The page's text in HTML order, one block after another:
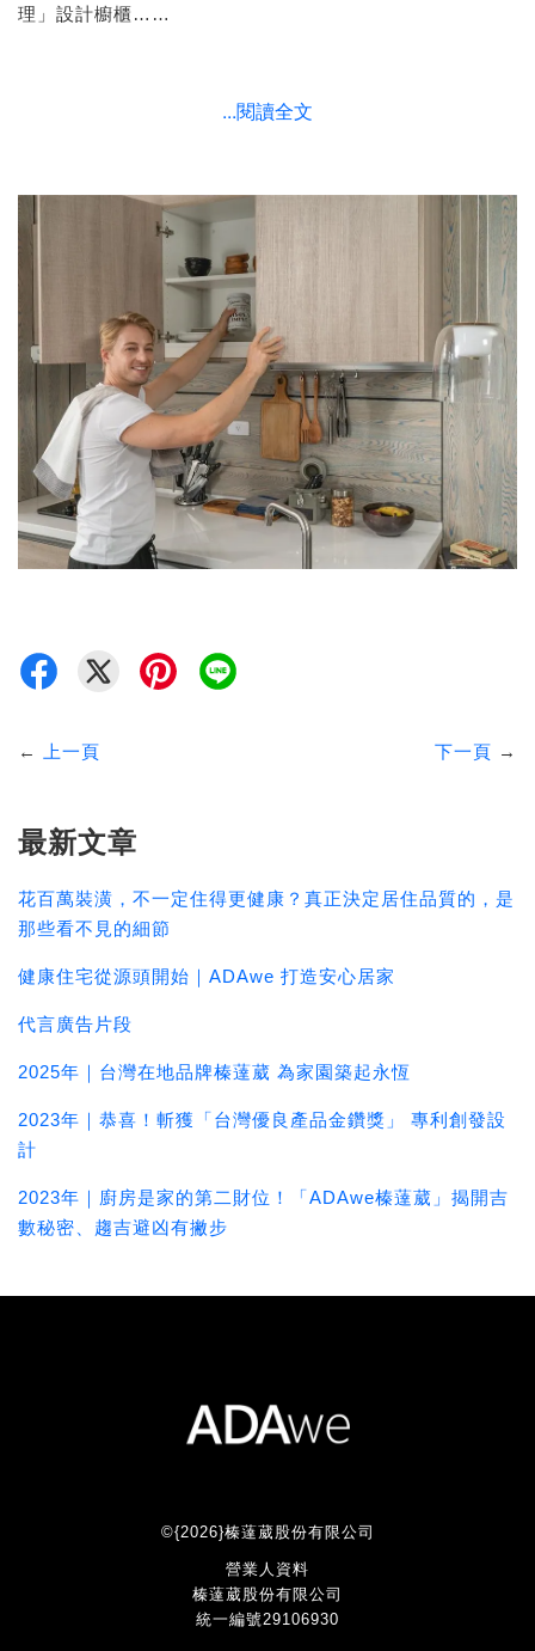
理」設計櫥櫃……
...閱讀全文
← 上一頁 下一頁 →
最新文章
花百萬裝潢，不一定住得更健康？真正決定居住品質的，是
那些看不見的細節
健康住宅從源頭開始｜ADAwe 打造安心居家
代言廣告片段
2025年｜台灣在地品牌榛薘葳 為家園築起永恆
2023年｜恭喜！斬獲「台灣優良產品金鑽獎」 專利創發設
計
2023年｜廚房是家的第二財位！「ADAwe榛薘葳」揭開吉
數秘密、趨吉避凶有撇步
©{2026}榛薘葳股份有限公司
營業人資料
榛薘葳股份有限公司
統一編號29106930